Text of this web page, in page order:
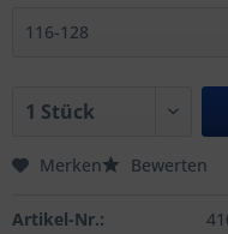
Merken Bewerten
Artikel-Nr.: